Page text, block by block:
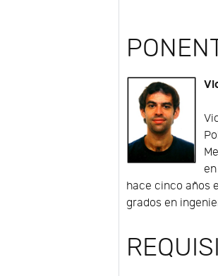
hace cinco años
grados en